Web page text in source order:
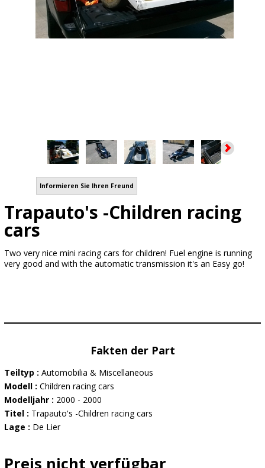
Informieren Sie Ihren Freund
Trapauto's -Children racing
cars
Two very nice mini racing cars for children! Fuel engine is running
very good and with the automatic transmission it's an Easy go!
Fakten der Part
Teiltyp : Automobilia & Miscellaneous
Modell : Children racing cars
Modelljahr : 2000 - 2000
Titel : Trapauto's -Children racing cars
Lage : De Lier
Preis nicht verfügbar